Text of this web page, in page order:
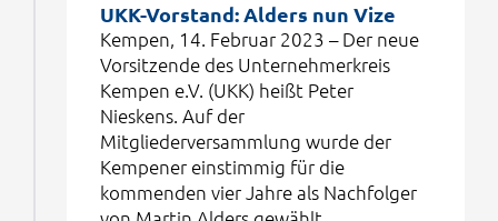
UKK-Vorstand: Alders nun Vize
Kempen, 14. Februar 2023 – Der neue
Vorsitzende des Unternehmerkreis
Kempen e.V. (UKK) heißt Peter
Nieskens. Auf der
Mitgliederversammlung wurde der
Kempener einstimmig für die
kommenden vier Jahre als Nachfolger